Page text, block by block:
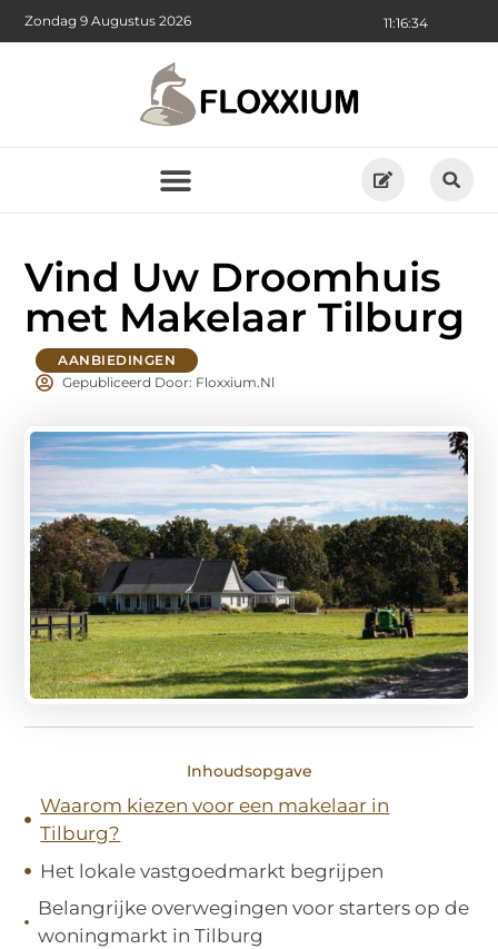
11:16:36
Zondag 9 Augustus 2026
Vind Uw Droomhuis
met Makelaar Tilburg
AANBIEDINGEN
Gepubliceerd Door: Floxxium.nl
Inhoudsopgave
Waarom kiezen voor een makelaar in
Tilburg?
Het lokale vastgoedmarkt begrijpen
Belangrijke overwegingen voor starters op de
woningmarkt in Tilburg